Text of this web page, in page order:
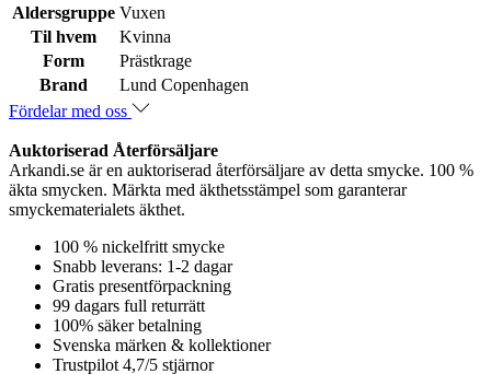
Aldersgruppe Vuxen
Til hvem
Kvinna
Form
Prästkrage
Brand
Lund Copenhagen
Fördelar med oss
Auktoriserad Återförsäljare
Arkandi.se är en auktoriserad återförsäljare av detta smycke. 100 %
äkta smycken. Märkta med äkthetsstämpel som garanterar
smyckematerialets äkthet.
100 % nickelfritt smycke
Snabb leverans: 1-2 dagar
Gratis presentförpackning
99 dagars full returrätt
100% säker betalning
Svenska märken & kollektioner
Trustpilot 4,7/5 stjärnor